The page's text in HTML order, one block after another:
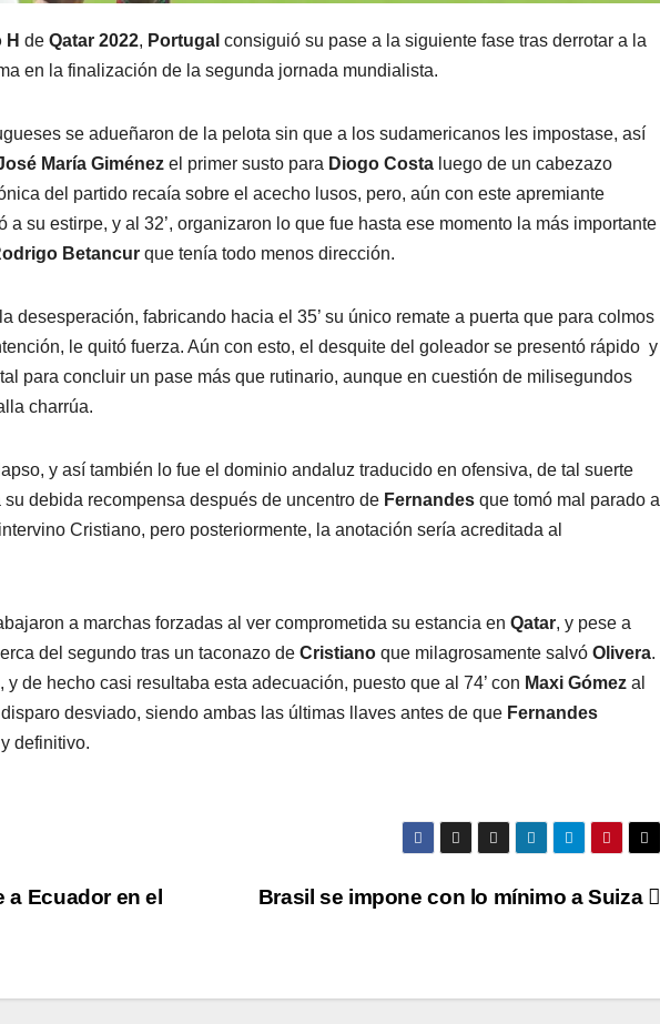
H de Qatar 2022, Portugal consiguió su pase a la siguiente fase tras derrotar a la
en la finalización de la segunda jornada mundialista.
se adueñaron de la pelota sin que a los sudamericanos les impostase, así
María Giménez el primer susto para Diogo Costa luego de un cabezazo
del partido recaía sobre el acecho lusos, pero, aún con este apremiante
a su estirpe, y al 32’, organizaron lo que fue hasta ese momento la más importante
Betancur que tenía todo menos dirección.
desesperación, fabricando hacia el 35’ su único remate a puerta que para colmos
le quitó fuerza. Aún con esto, el desquite del goleador se presentó rápido y
para concluir un pase más que rutinario, aunque en cuestión de milisegundos
charrúa.
y así también lo fue el dominio andaluz traducido en ofensiva, de tal suerte
debida recompensa después de uncentro de Fernandes que tomó mal parado a
Cristiano, pero posteriormente, la anotación sería acreditada al
a marchas forzadas al ver comprometida su estancia en Qatar, y pese a
del segundo tras un taconazo de Cristiano que milagrosamente salvó Olivera.
de hecho casi resultaba esta adecuación, puesto que al 74’ con Maxi Gómez al
desviado, siendo ambas las últimas llaves antes de que Fernandes
definitivo.
Brasil se impone con lo mínimo a Suiza
Ecuador en el